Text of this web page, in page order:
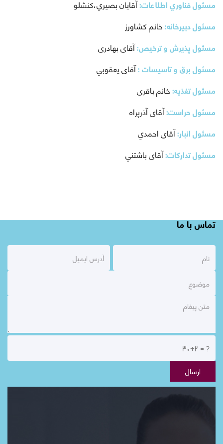
مسئول فناوري اطلاعات:آقايان بصيري،كنشلو
مسئول دبیرخانه:خانم كشاورز
مسئول پذیرش و ترخیص:آقای بهادری
مسئول برق و تاسیسات :آقای یعقوبي
مسئول تغذیه:خانم باقری
مسئول حراست:آقای آذرپراه
مسئول انبار:آقای احمدي
مسئول تدارکات:آقای باشتني
تماس با ما